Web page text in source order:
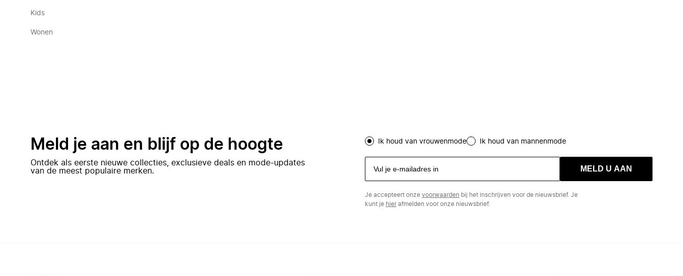
Kids
Wonen
Meld je aan en blijf op de hoogte
Ontdek als eerste nieuwe collecties, exclusieve deals en mode-updates
van de meest populaire merken.
Ik houd van vrouwenmode Ik houd van mannenmode
MELD U AAN
Je accepteert onze voorwaarden bij het inschrijven voor de nieuwsbrief. Je
kunt je hierafmelden voor onze nieuwsbrief.